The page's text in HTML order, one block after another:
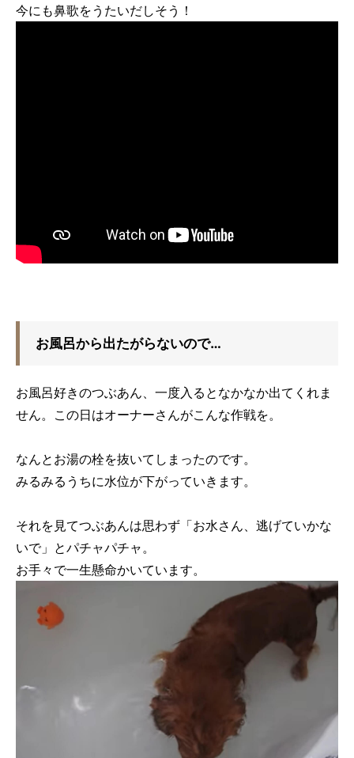
今にも鼻歌をうたいだしそう！
お風呂から出たがらないので…
お風呂好きのつぶあん、一度入るとなかなか出てくれま
せん。この日はオーナーさんがこんな作戦を。
なんとお湯の栓を抜いてしまったのです。
みるみるうちに水位が下がっていきます。
それを見てつぶあんは思わず「お水さん、逃げていかな
いで」とパチャパチャ。
お手々で一生懸命かいています。